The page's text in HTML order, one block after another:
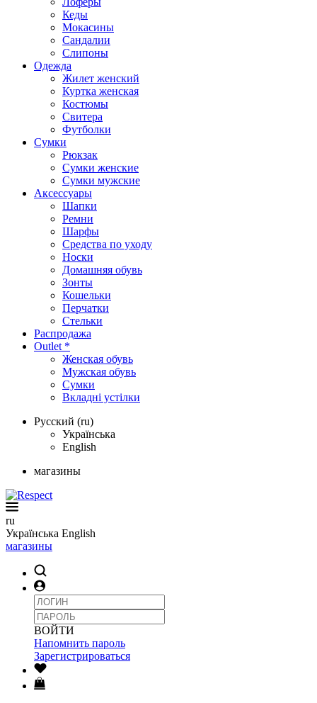
Кеды
Мокасины
Сандалии
Слипоны
Одежда
Жилет женский
Куртка женская
Костюмы
Свитера
Футболки
Сумки
Рюкзак
Сумки женские
Сумки мужские
Аксеcсуары
Шапки
Ремни
Шарфы
Средства по уходу
Носки
Домашняя обувь
Зонты
Кошельки
Перчатки
Стельки
Распродажа
Outlet *
Женская обувь
Мужская обувь
Сумки
Вкладні устілки
Русский (ru)
Українська
English
магазины
ru
Українська English
магазины
ВОЙТИ
Напомнить пароль
Зарегистрироваться